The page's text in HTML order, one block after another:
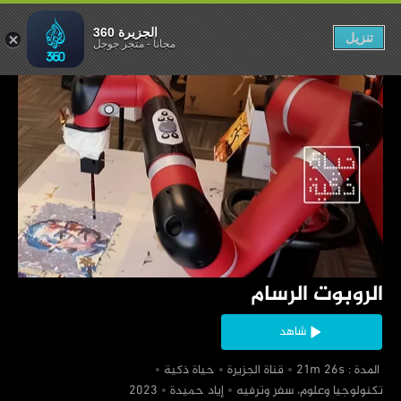
‏الروبوت الرسام
شاهد
‏ المدة : 21m 26s
‏قناة الجزيرة
‏حياة ذكية
‏تكنولوجيا وعلوم، سفر وترفيه
‏إياد حميدة
الروبوت الرسام
الجزيرة 360
مجاناً-متجر جوجل تنزيل